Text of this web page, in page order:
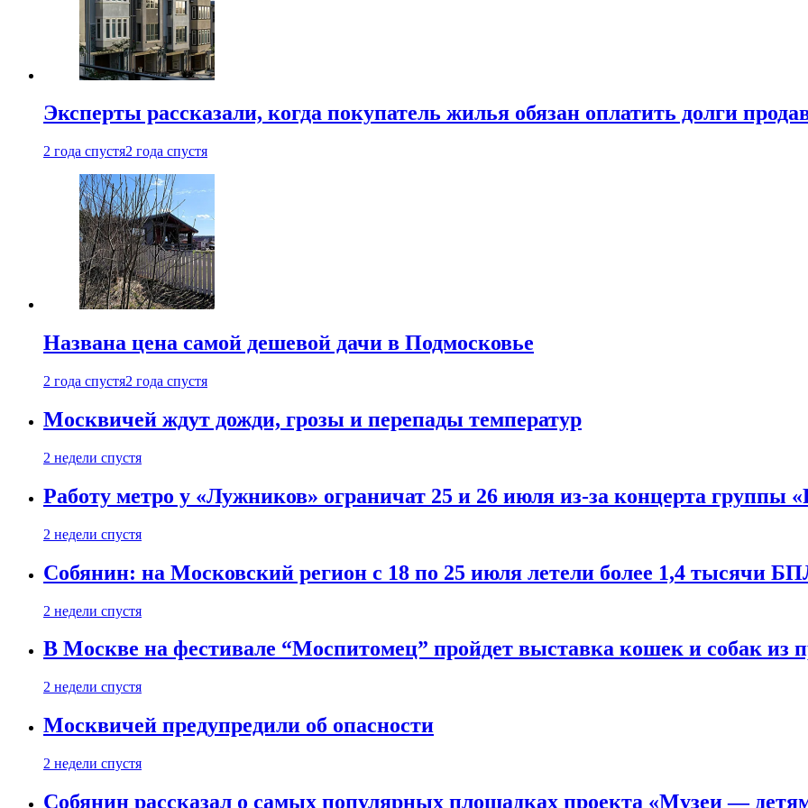
Эксперты рассказали, когда покупатель жилья обязан оплатить долги
2 года спустя2 года спустя
Названа цена самой дешевой дачи в Подмосковье
2 года спустя2 года спустя
Москвичей ждут дожди, грозы и перепады температур
2 недели спустя
Работу метро у «Лужников» ограничат 25 и 26 июля из-за концерта группы
2 недели спустя
Собянин: на Московский регион с 18 по 25 июля летели более 1,4 тысячи
2 недели спустя
В Москве на фестивале “Моспитомец” пройдет выставка кошек и собак из
2 недели спустя
Москвичей предупредили об опасности
2 недели спустя
Собянин рассказал о самых популярных площадках проекта «Музеи —